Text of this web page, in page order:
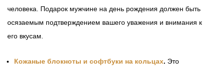
человека. Подарок мужчине на день рождения должен быть
осязаемым подтверждением вашего уважения и внимания к
его вкусам.
Кожаные блокноты и софтбуки на кольцах. Это